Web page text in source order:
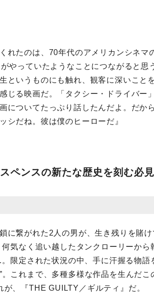
れたのは、70年代のアメリカンシネマ
やっていたようなことにつながると思
というものにも触れ、観客に深いこと
じる映画だ。「タクシー・ドライバー
についてたっぷり話したんだよ。だか
シだね。彼は僕のヒーローだ』
ペンスの新たな歴史を刻む必
に繋がれた2人の男が、生き残りを賭
気なく追い越したタンクローリーから
限定された状況の中、手に汗握る物語
これまで、多種多様な作品を生んだこ
、『THE GUILTY／ギルティ』だ。